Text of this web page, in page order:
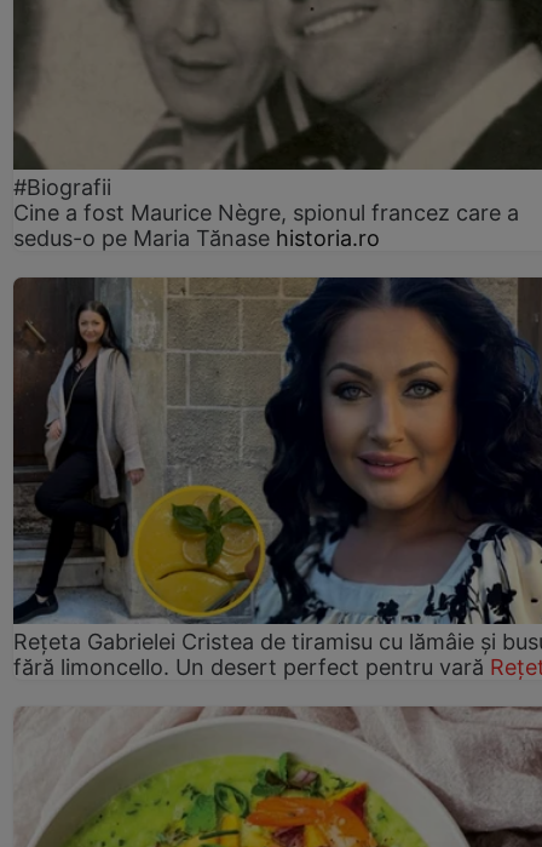
#Biografii
Cine a fost Maurice Nègre, spionul francez care a
sedus-o pe Maria Tănase historia.ro
Rețeta Gabrielei Cristea de tiramisu cu lămâie și
fără limoncello. Un desert perfect pentru vară